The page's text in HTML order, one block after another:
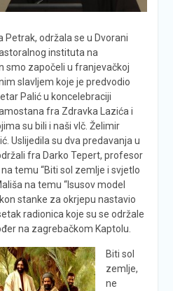
održala se u Dvorani
instituta na
smo započeli u franjevačkoj
slavljem koje je predvodio
Palić u koncelebraciji
fra Zdravka Lazića i
su bili i naši vlč. Želimir
Uslijedila su dva predavanja u
fra Darko Tepert, profesor
temu “Biti sol zemlje i svjetlo
na temu “Isusov model
stanke za okrjepu nastavio
radionica koje su se održale
na zagrebačkom Kaptolu.
Biti sol
zemlje,
ne